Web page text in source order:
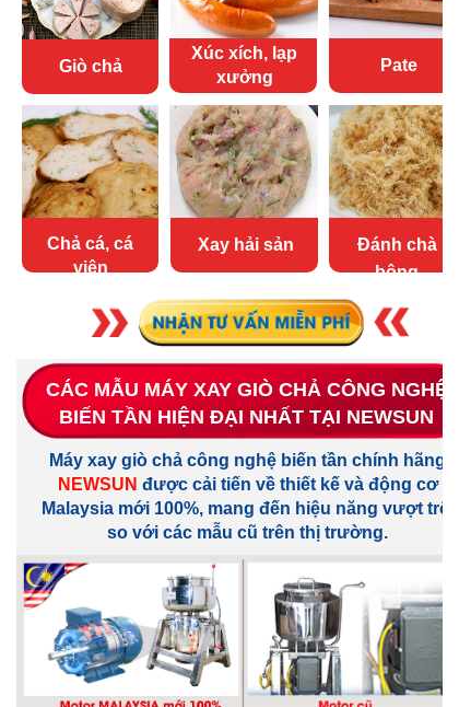
Pate
Giò chả
Đánh chà
bông
Xay hải sản
Chả cá, cá
viên
Xúc xích, lạp
xưởng
CÁC MẪU MÁY XAY GIÒ CHẢ CÔNG NGHỆ
BIẾN TẦN HIỆN ĐẠI NHẤT TẠI NEWSUN
Máy xay giò chả công nghệ biến tần chính hãng
NEWSUN được cải tiến về thiết kế và động cơ
Malaysia mới 100%, mang đến hiệu năng vượt trội
so với các mẫu cũ trên thị trường.